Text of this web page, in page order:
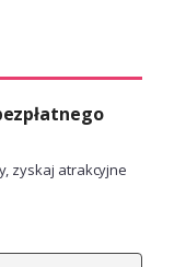
zyskaj atrakcyjne